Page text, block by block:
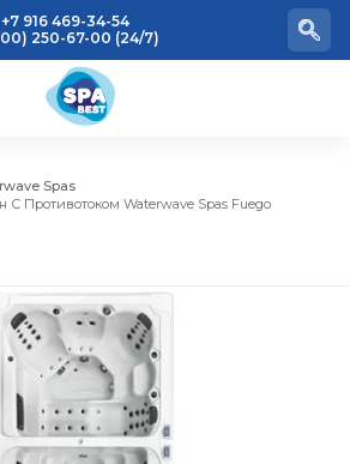
+7 916 469-34-54
250-67-00 (24/7)
Spas
Противотоком Waterwave Spas Fuego